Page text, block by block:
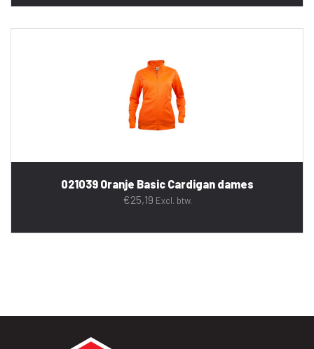
021039 Oranje Basic Cardigan dames
€25,19 Excl. btw.